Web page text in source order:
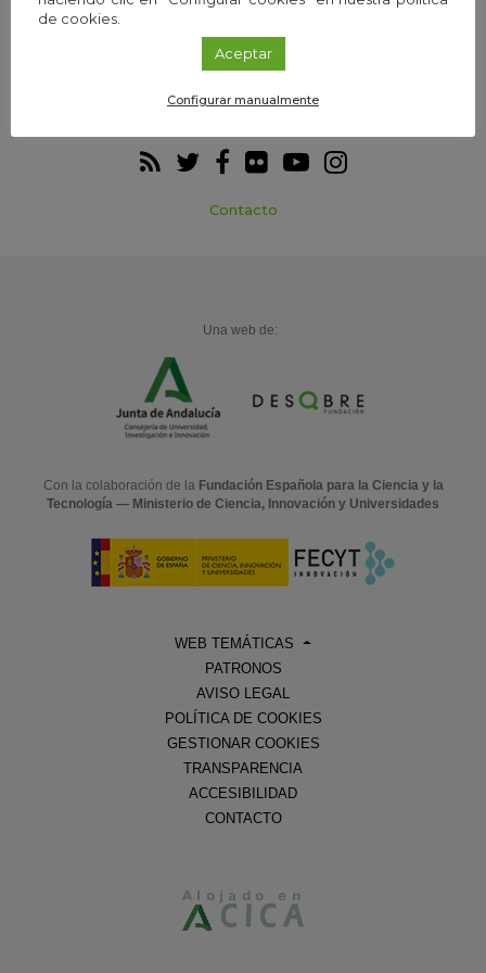
Contacto
Una web de:
Con la colaboración de la Fundación Española para la Ciencia y la
Tecnología — Ministerio de Ciencia, Innovación y Universidades
WEB TEMÁTICAS
PATRONOS
AVISO LEGAL
POLÍTICA DE COOKIES
GESTIONAR COOKIES
TRANSPARENCIA
ACCESIBILIDAD
CONTACTO
de cookies.
Aceptar
Configurar manualmente